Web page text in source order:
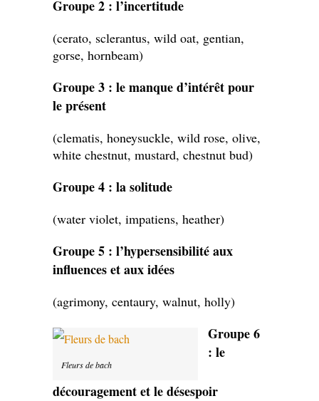
Groupe 2 : l’incertitude
(cerato, sclerantus, wild oat, gentian,
gorse, hornbeam)
Groupe 3 : le manque d’intérêt pour
le présent
(clematis, honeysuckle, wild rose, olive,
white chestnut, mustard, chestnut bud)
Groupe 4 : la solitude
(water violet, impatiens, heather)
Groupe 5 : l’hypersensibilité aux
influences et aux idées
(agrimony, centaury, walnut, holly)
Fleurs de bach
Groupe 6
: le
découragement et le désespoir